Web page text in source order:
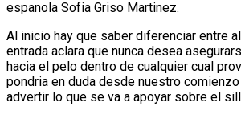
espanola Sofia Griso Martinez.
Al inicio hay que saber diferenciar entre
entrada aclara que nunca desea
hacia el pelo dentro de cualquier cual
pondri­a en duda desde nuestro
advertir lo que se va a apoyar sobre el